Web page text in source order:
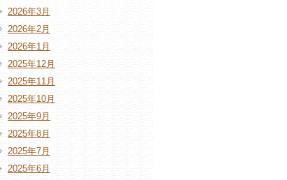
2026年3月
2026年2月
2026年1月
2025年12月
2025年11月
2025年10月
2025年9月
2025年8月
2025年7月
2025年6月